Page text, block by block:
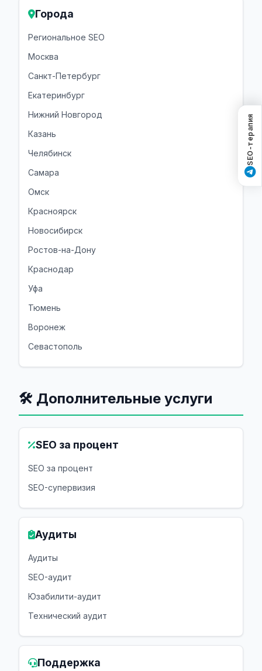
Города
Региональное SEO
Москва
Санкт-Петербург
Екатеринбург
Нижний Новгород
Казань
Челябинск
Самара
Омск
Красноярск
Новосибирск
Ростов-на-Дону
Краснодар
Уфа
Тюмень
Воронеж
Севастополь
🛠️ Дополнительные услуги
SEO за процент
SEO за процент
SEO-супервизия
Аудиты
Аудиты
SEO-аудит
Юзабилити-аудит
Технический аудит
Поддержка
SEO-терапия